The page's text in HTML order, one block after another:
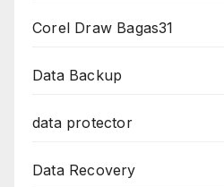
Corel Draw Bagas31
Data Backup
data protector
Data Recovery